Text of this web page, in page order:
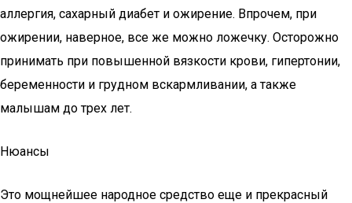
аллергия, сахарный диабет и ожирение. Впрочем, при
ожирении, наверное, все же можно ложечку. Осторожно
принимать при повышенной вязкости крови, гипертонии,
беременности и грудном вскармливании, а также
малышам до трех лет.
Нюансы
Это мощнейшее народное средство еще и прекрасный